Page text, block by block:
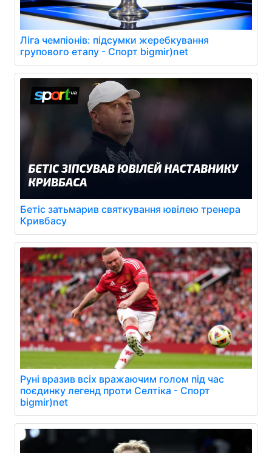
Ліга чемпіонів: підсумки жеребкування
групового етапу - Спорт bigmir)net
Бетіс затьмарив святкування ювілею тренера
Кривбасу
Руні вразив всіх вражаючим голом під час
поєдинку легенд проти Селтіка - Спорт
bigmir)net